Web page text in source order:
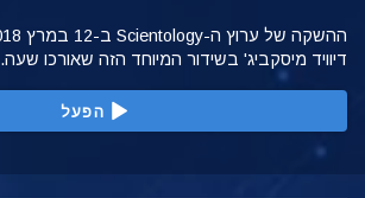
דיוויד מיסקביג' בשידור המיוחד הזה שאורכו שעה.
הפעל